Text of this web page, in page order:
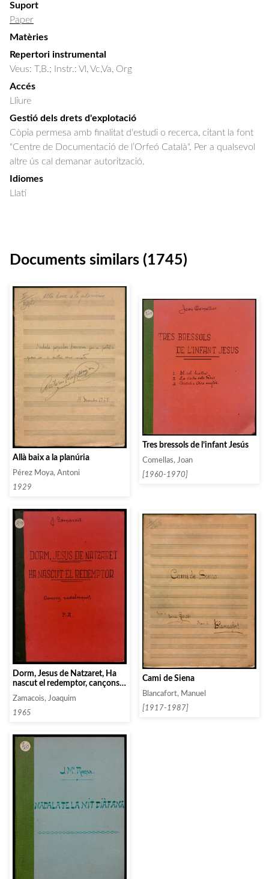
Suport
Paper
Matèries
Repertori instrumental
Veus: T,B.; Instr.: Vl, Vc,Va, Org
Accés
Lliure
Gestió dels drets d'explotació
Còpia permesa amb finalitat d'estudi o recerca, citant la font
"Centre de Documentació de l’Orfeó Català". Per a qualsevol
altre ús cal demanar autorització.
Idiomes
Llatí
Documents similars (1745)
Allà baix a la planúria
Pérez Moya, Antoni
1929
Tres bressols de l’infant Jesús
Comellas, Joan
[1960-1970]
Dorm, Jesus de Natzaret, Ha
nascut el redemptor, cançons
Zamacois, Joaquim
1965
Cami de Siena
Blancafort, Manuel
[1917-1987]